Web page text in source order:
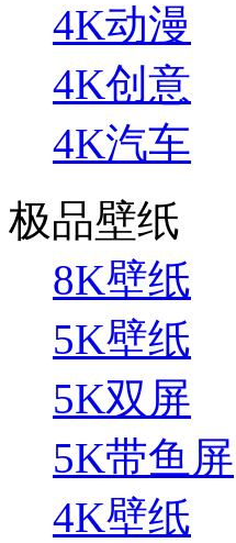
4K动漫
4K创意
4K汽车
极品壁纸
8K壁纸
5K壁纸
5K双屏
5K带鱼屏
4K壁纸